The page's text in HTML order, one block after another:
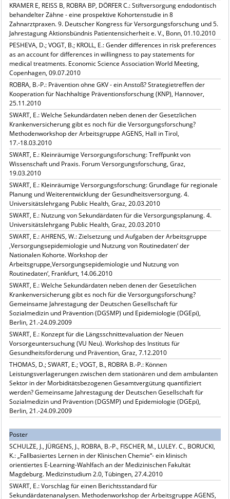
KRAMER E, REISS B, ROBRA BP, DÖRFER C.: Stiftversorgung endodontisch
behandelter Zähne - eine prospektive Kohortenstudie in 8
Zahnarztpraxen. 9. Deutscher Kongress für Versorgungsforschung und 5.
Jahrestagung Aktionsbündnis Patientensicherheit e. V., Bonn, 01.10.2010
PESHEVA, D.; VOGT, B.; KROLL, E.: Gender differences in risk preferences
as an account for differences in willingness to pay statements for
medical treatments. Economic Science Association World Meeting,
Copenhagen, 09.07.2010
ROBRA, B.-P.: Prävention ohne GKV - ein Anstoß? Strategietreffen der
Kooperation für Nachhaltige Präventionsforschung (KNP), Hannover,
25.11.2010
SWART, E.: Welche Sekundärdaten neben denen der Gesetzlichen
Krankenversicherung gibt es noch für die Versorgungsforschung?
Methodenworkshop der Arbeitsgruppe AGENS, Hall in Tirol,
17.-18.03.2010
SWART, E.: Kleinräumige Versorgungsforschung: Treffpunkt von
Wissenschaft und Praxis. Forum Versorgungsforschung, Graz,
19.03.2010
SWART, E.: Kleinräumige Versorgungsforschung: Grundlage für regionale
Planung und Weiterentwicklung der Gesundheitsversorgung. 4.
Universitätslehrgang Public Health, Graz, 20.03.2010
SWART, E.: Nutzung von Sekundärdaten für die Versorgungsplanung. 4.
Universitätslehrgang Public Health, Graz, 20.03.2010
SWART, E.: AHRENS, W.: Zielsetzung und Aufgaben der Arbeitsgruppe
‚Versorgungsepidemiologie und Nutzung von Routinedaten‘ der
Nationalen Kohorte. Workshop der
Arbeitsgruppe‚Versorgungsepidemiologie und Nutzung von
Routinedaten‘, Frankfurt, 14.06.2010
SWART, E.: Welche Sekundärdaten neben denen der Gesetzlichen
Krankenversicherung gibt es noch für die Versorgungsforschung?
Gemeinsame Jahrestagung der Deutschen Gesellschaft für
Sozialmedizin und Prävention (DGSMP) und Epidemiologie (DGEpi),
Berlin, 21.-24.09.2009
SWART, E.: Konzept für die Längsschnittevaluation der Neuen
Vorsorgeuntersuchung (VU Neu). Workshop des Instituts für
Gesundheitsförderung und Prävention, Graz, 7.12.2010
THOMAS, D.; SWART, E.; VOGT, B., ROBRA B.-P.: Können
Leistungsverlagerungen zwischen dem stationären und dem ambulanten
Sektor in der Morbiditätsbezogenen Gesamtvergütung quantifiziert
werden? Gemeinsame Jahrestagung der Deutschen Gesellschaft für
Sozialmedizin und Prävention (DGSMP) und Epidemiologie (DGEpi),
Berlin, 21.-24.09.2009
Poster
SCHULZE, J., JÜRGENS, J., ROBRA, B.-P., FISCHER, M., LULEY. C., BORUCKI,
K.: „Fallbasiertes Lernen in der Klinischen Chemie“- ein klinisch
orientiertes E-Learning-Wahlfach an der Medizinischen Fakultät
Magdeburg. Medizinstudium 2.0, Tübingen, 27.4.2010
SWART, E.: Vorschlag für einen Berichtsstandard für
Sekundärdatenanalysen. Methodenworkshop der Arbeitsgruppe AGENS,